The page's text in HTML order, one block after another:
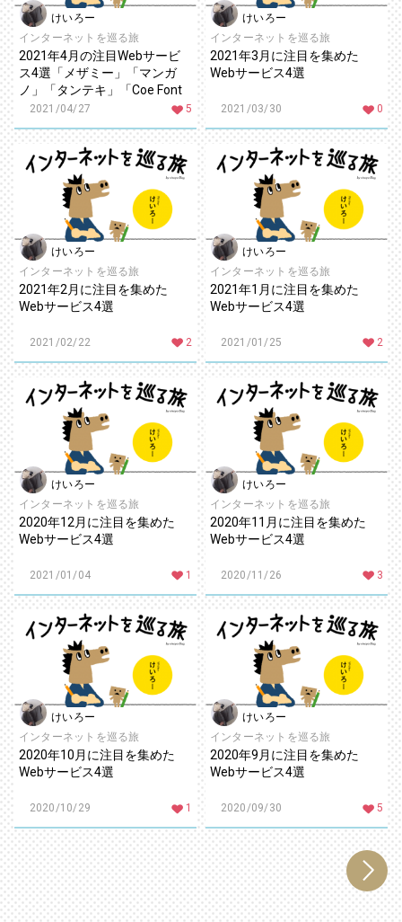
けいろー
2021/04/27
インターネットを巡る旅
2021年4月の注目Webサービ
ス4選「メザミー」「マンガ
ノ」「タンテキ」「Coe Font
STUDIO」
5
けいろー
2021/03/30
インターネットを巡る旅
2021年3月に注目を集めた
Webサービス4選
0
けいろー
2021/02/22
インターネットを巡る旅
2021年2月に注目を集めた
Webサービス4選
2
けいろー
2021/01/25
インターネットを巡る旅
2021年1月に注目を集めた
Webサービス4選
2
けいろー
2021/01/04
インターネットを巡る旅
2020年12月に注目を集めた
Webサービス4選
1
けいろー
2020/11/26
インターネットを巡る旅
2020年11月に注目を集めた
Webサービス4選
3
けいろー
2020/10/29
インターネットを巡る旅
2020年10月に注目を集めた
Webサービス4選
1
けいろー
2020/09/30
インターネットを巡る旅
2020年9月に注目を集めた
Webサービス4選
5